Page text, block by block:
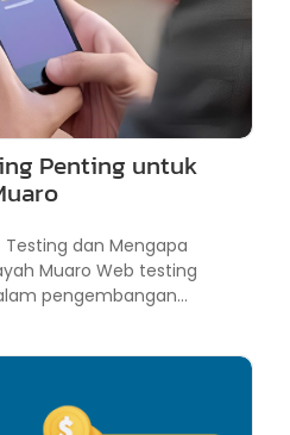
Penting untuk
Testing dan Mengapa
Muaro Web testing
pengembangan...